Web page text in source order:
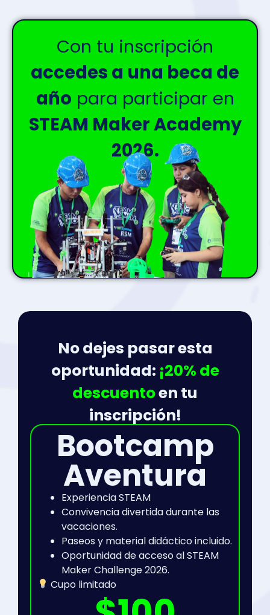
Con tu inscripción
accedes a una beca de
año para participar en
STEAM Maker Academy
2026.
No dejes pasar esta
oportunidad: ¡20% de
descuentoen tu
inscripción!
Bootcamp
Aventura
Experiencia STEAM
Convivencia divertida durante las
vacaciones.
Paseos y material didáctico incluido.
Oportunidad de acceso al STEAM
Maker Challenge 2026.
Cupo limitado